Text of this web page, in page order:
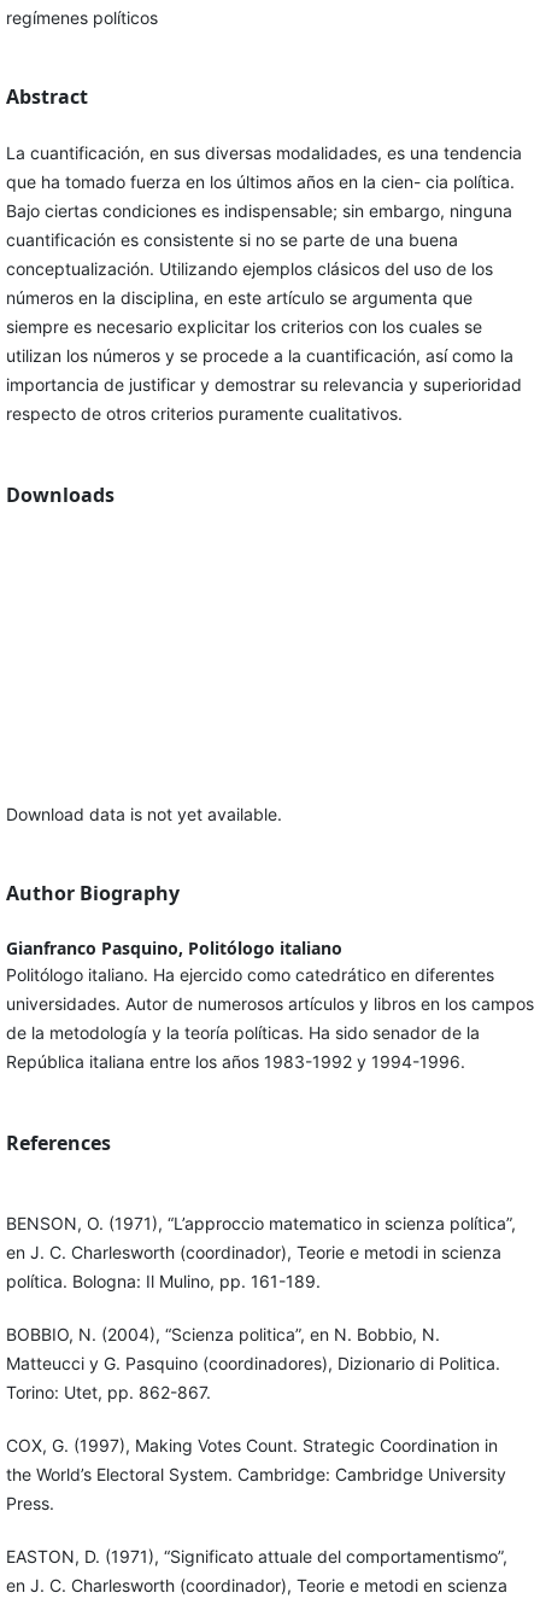
regímenes políticos
Abstract
La cuantificación, en sus diversas modalidades, es una tendencia
que ha tomado fuerza en los últimos años en la cien- cia política.
Bajo ciertas condiciones es indispensable; sin embargo, ninguna
cuantificación es consistente si no se parte de una buena
conceptualización. Utilizando ejemplos clásicos del uso de los
números en la disciplina, en este artículo se argumenta que
siempre es necesario explicitar los criterios con los cuales se
utilizan los números y se procede a la cuantificación, así como la
importancia de justificar y demostrar su relevancia y superioridad
respecto de otros criterios puramente cualitativos.
Downloads
Download data is not yet available.
Author Biography
Gianfranco Pasquino, Politólogo italiano
Politólogo italiano. Ha ejercido como catedrático en diferentes
universidades. Autor de numerosos artículos y libros en los campos
de la metodología y la teoría políticas. Ha sido senador de la
República italiana entre los años 1983-1992 y 1994-1996.
References
BENSON, O. (1971), “L’approccio matematico in scienza política”,
en J. C. Charlesworth (coordinador), Teorie e metodi in scienza
política. Bologna: Il Mulino, pp. 161-189.
BOBBIO, N. (2004), “Scienza politica”, en N. Bobbio, N.
Matteucci y G. Pasquino (coordinadores), Dizionario di Politica.
Torino: Utet, pp. 862-867.
COX, G. (1997), Making Votes Count. Strategic Coordination in
the World’s Electoral System. Cambridge: Cambridge University
Press.
EASTON, D. (1971), “Significato attuale del comportamentismo”,
en J. C. Charlesworth (coordinador), Teorie e metodi en scienza